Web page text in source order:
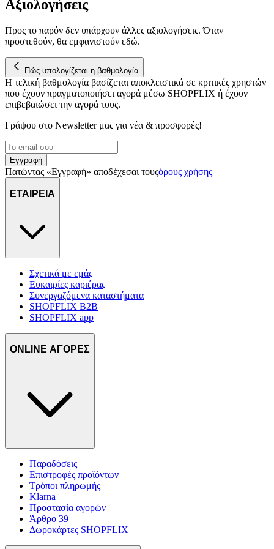
διεύθυνση IP σας, χρησιμοποιώντας τεχνολογία όπως cookies
στη συσκευή σας, με σκοπό την προβολή εξατομικευμένων
διαφημίσεων και περιεχομένου, τις μετρήσεις σχετικά με
μας και την ανάπτυξη προϊόντων. Επίσης, κοινοποιούμε
πληροφορίες σχετικά με την από μέρους σας χρήση της
τοποθεσίας μας στους συνεργάτες μέσων κοινωνικής
δικτύωσης, διαφημίσεων και ανάλυσης.
Αξιολογήσεις
Προς το παρόν δεν υπάρχουν άλλες αξιολογήσεις. Όταν
προστεθούν, θα εμφανιστούν εδώ.
Πώς υπολογίζεται η βαθμολογία
Η τελική βαθμολογία βασίζεται αποκλειστικά σε κριτικές χρηστών
που έχουν πραγματοποιήσει αγορά μέσω SHOPFLIX ή έχουν
επιβεβαιώσει την αγορά τους.
Γράψου στο Νewsletter μας για νέα & προσφορές!
Εγγραφή
Πατώντας «Εγγραφή» αποδέχεσαι τουςόρους χρήσης
ΕΤΑΙΡΕΙΑ
Σχετικά με εμάς
Ευκαιρίες καριέρας
Συνεργαζόμενα καταστήματα
SHOPFLIX B2B
SHOPFLIX app
ONLINE ΑΓΟΡΕΣ
Παραδόσεις
Επιστροφές προϊόντων
Τρόποι πληρωμής
Klarna
Προστασία αγορών
Άρθρο 39
Δωροκάρτες SHOPFLIX